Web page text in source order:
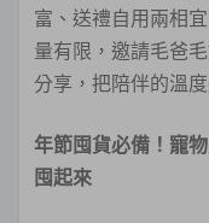
富、送禮自用兩相
量有限，邀請毛爸
分享，把陪伴的溫
年節囤貨必備！寵
囤起來